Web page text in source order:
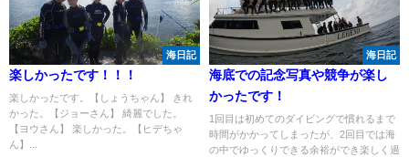
海日記
楽しかったです！！！
楽しかったです。【しょうちゃん】 きれ
かった。【ジョーさん】 綺麗でした。
【ヨウさん】 楽しかった。【ヒデちゃ
ん】...
海日記
海底での記念写真や競争が楽し
かったです！
1回目は初めてのダイビングで慣れるまで
時間がかかってしまったが、2回目では海
の中でゆっくりできる余裕ができ楽しく過